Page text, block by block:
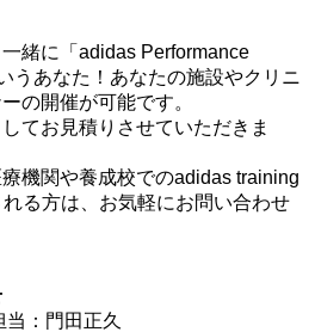
緒に「adidas Performance
うあなた！あなたの施設やクリニ
の開催が可能です。
てお見積りさせていただきま
機関や養成校でのadidas training
る方は、お気軽にお問い合わせ
：門田正久